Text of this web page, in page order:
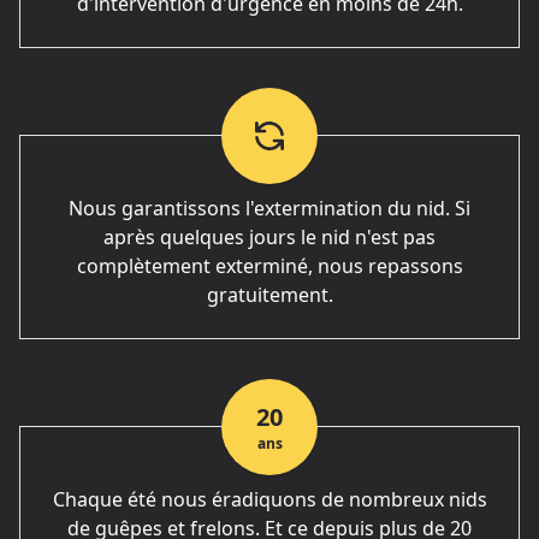
Nous garantissons l'extermination du nid. Si
après quelques jours le nid n'est pas
complètement exterminé, nous repassons
gratuitement.
20
ans
Chaque été nous éradiquons de nombreux nids
de guêpes et frelons. Et ce depuis plus de 20